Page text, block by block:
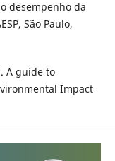
desempenho da
São Paulo,
A guide to
Impact